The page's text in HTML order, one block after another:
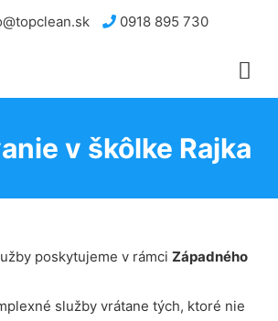
0918 895 730
v škôlke Rajka
poskytujeme v rámci Západného
služby vrátane tých, ktoré nie